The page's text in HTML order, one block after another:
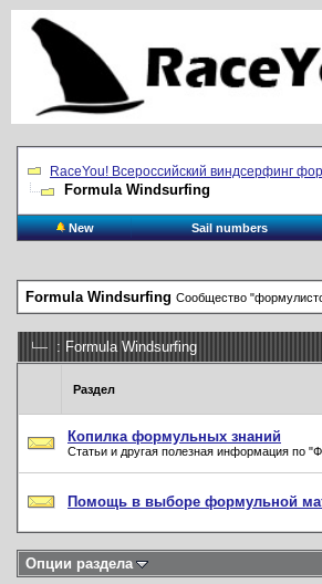
RaceYou! Всероссийский виндсерфинг
Formula Windsurfing
New Sail numbers
Formula Windsurfing Сообщество
: Formula Windsurfing
Раздел
Копилка формульных знаний
Статьи и другая полезная информация по
Помощь в выборе формульной
Опции раздела